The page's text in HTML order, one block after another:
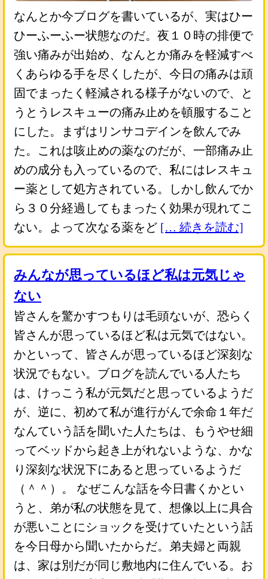
なんとか今ブログを書いているが、実はひー
ひーふーふー状態なのだ。夜１０時の排便で
強い痛みが出始め、なんとか痛みを軽減すべ
くあらゆる手を尽くしたが、今日の痛みは頑
固でまったく軽減される様子がないので、と
うとうレスキューの痛み止めを頓服すること
にした。まずはリンサコデインを飲んでみ
た。これは咳止めの薬なのだが、一部痛み止
めの成分も入っているので、私にはレスキュ
ー薬として処方されている。しかし飲んでか
ら３０分経過してもまったく効果が現れてこ
ない。よって次なる薬をど [… 続きを読む]
みんなが思っているほど私は元気じゃ
ない
皆さんを驚かすつもりは毛頭ないが、恐らく
皆さんが思っているほど私は元気ではない。
かといって、皆さんが思っているほど深刻な
状況でもない。ブログを読んでいる人たち
は、けっこう私が元気だと思っているようだ
が、逆に、初めて私が進行がんで余命１年だ
なんていう話を聞いた人たちは、もうやせ細
ってベッドから起き上がれないような、かな
り深刻な状況下にあると思っているようだ
（＾＾）。 なぜこんな話を今日書くかとい
うと、弟が私の状態を見て、想像以上に具合
が悪いことにショックを受けていたという話
を今日母から聞いたからだ。弟夫婦と両親
は、家は別だが同じ敷地内に住んでいる。お